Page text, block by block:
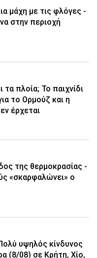
μάχη με τις φλόγες -
στην περιοχή
τα πλοία; Το παιχνίδι
το Ορμούζ και η
έρχεται
της θερμοκρασίας -
«σκαρφαλώνει» ο
υψηλός κίνδυνος
(8/08) σε Κρήτη, Χίο,